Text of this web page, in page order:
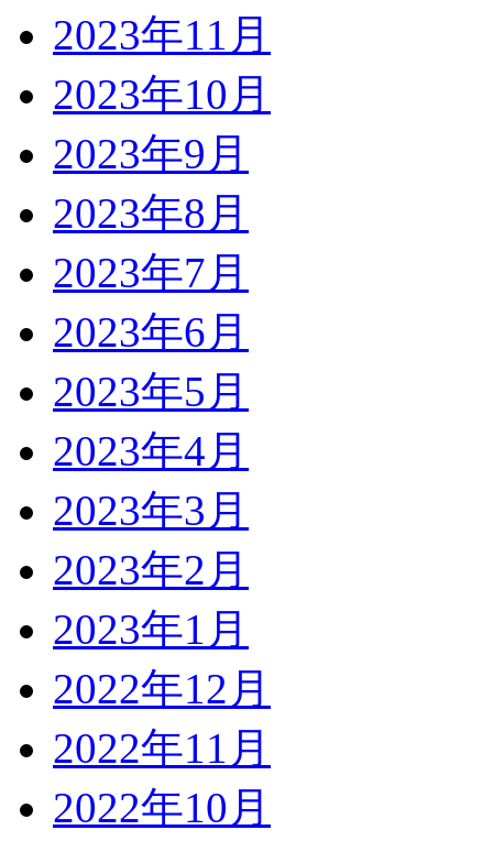
2023年11月
2023年10月
2023年9月
2023年8月
2023年7月
2023年6月
2023年5月
2023年4月
2023年3月
2023年2月
2023年1月
2022年12月
2022年11月
2022年10月